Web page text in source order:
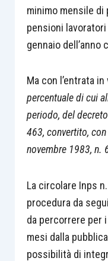
minimo mensile di
pensioni
gennaio dell’anno
Ma con l’entrata
percentuale di cui
periodo, del
463, convertito,
novembre 1983, n.
La circolare Inps
procedura da
da percorrere per
mesi dalla
possibilità di